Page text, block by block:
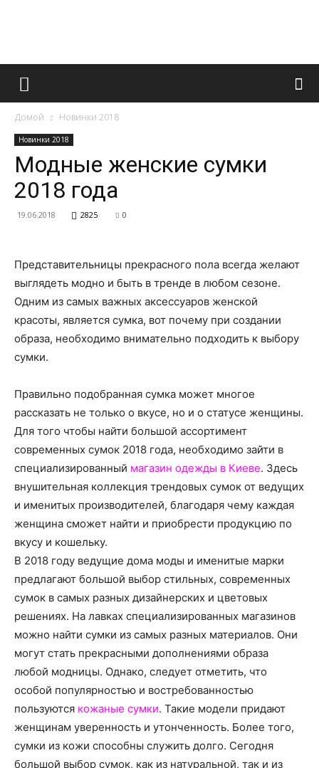
Французский
о
Домой Новинки 2018
Новинки 2018
Модные женские сумки
2018 года
19.06.2018 2825 0
Представительницы прекрасного пола всегда желают
выглядеть модно и быть в тренде в любом сезоне.
Одним из самых важных аксессуаров женской
красоты, является сумка, вот почему при создании
образа, необходимо внимательно подходить к выбору
сумки.
Правильно подобранная сумка может многое
рассказать не только о вкусе, но и о статусе женщины.
Для того чтобы найти большой ассортимент
современных сумок 2018 года, необходимо зайти в
специализированный магазин одежды в Киеве. Здесь
внушительная коллекция трендовых сумок от ведущих
и именитых производителей, благодаря чему каждая
женщина сможет найти и приобрести продукцию по
вкусу и кошельку.
В 2018 году ведущие дома моды и именитые марки
предлагают большой выбор стильных, современных
сумок в самых разных дизайнерских и цветовых
решениях. На лавках специализированных магазинов
можно найти сумки из самых разных материалов. Они
могут стать прекрасными дополнениями образа
любой модницы. Однако, следует отметить, что
особой популярностью и востребованностью
пользуются кожаные сумки. Такие модели придают
женщинам уверенность и утонченность. Более того,
сумки из кожи способны служить долго. Сегодня
большой выбор сумок, как из натуральной, так и из